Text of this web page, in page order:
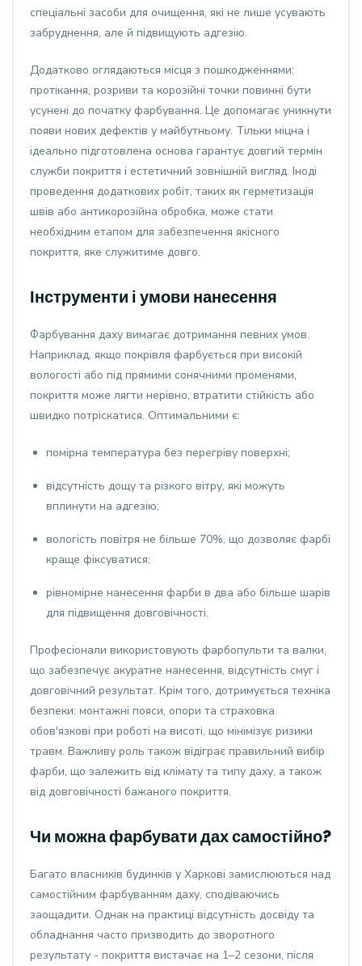
спеціальні засоби для очищення, які не лише усувають
забруднення, але й підвищують адгезію.
Додатково оглядаються місця з пошкодженнями:
протікання, розриви та корозійні точки повинні бути
усунені до початку фарбування. Це допомагає уникнути
появи нових дефектів у майбутньому. Тільки міцна і
ідеально підготовлена основа гарантує довгий термін
служби покриття і естетичний зовнішній вигляд. Іноді
проведення додаткових робіт, таких як герметизація
швів або антикорозійна обробка, може стати
необхідним етапом для забезпечення якісного
покриття, яке служитиме довго.
Інструменти і умови нанесення
Фарбування даху вимагає дотримання певних умов.
Наприклад, якщо покрівля фарбується при високій
вологості або під прямими сонячними променями,
покриття може лягти нерівно, втратити стійкість або
швидко потріскатися. Оптимальними є:
помірна температура без перегріву поверхні;
відсутність дощу та різкого вітру, які можуть
вплинути на адгезію;
вологість повітря не більше 70%, що дозволяє фарбі
краще фіксуватися;
рівномірне нанесення фарби в два або більше шарів
для підвищення довговічності.
Професіонали використовують фарбопульти та валки,
що забезпечує акуратне нанесення, відсутність смуг і
довговічний результат. Крім того, дотримується техніка
безпеки: монтажні пояси, опори та страховка
обов'язкові при роботі на висоті, що мінімізує ризики
травм. Важливу роль також відіграє правильний вибір
фарби, що залежить від клімату та типу даху, а також
від довговічності бажаного покриття.
Чи можна фарбувати дах самостійно?
Багато власників будинків у Харкові замислюються над
самостійним фарбуванням даху, сподіваючись
заощадити. Однак на практиці відсутність досвіду та
обладнання часто призводить до зворотного
результату - покриття вистачає на 1–2 сезони, після